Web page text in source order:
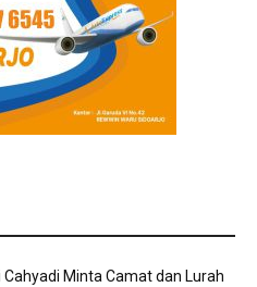
Cahyadi Minta Camat dan Lurah